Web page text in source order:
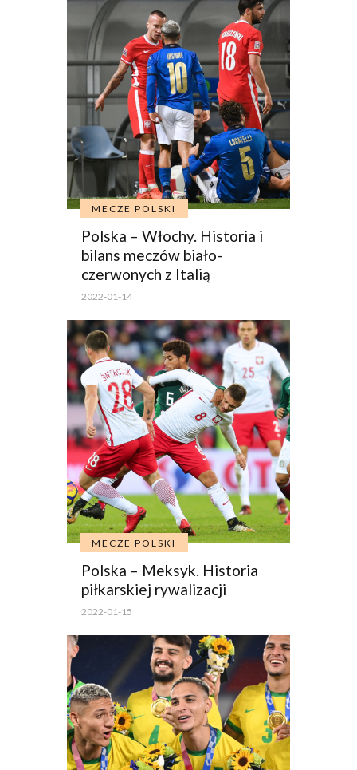
MECZE POLSKI
Polska – Włochy. Historia i
bilans meczów biało-
czerwonych z Italią
2022-01-14
MECZE POLSKI
Polska – Meksyk. Historia
piłkarskiej rywalizacji
2022-01-15